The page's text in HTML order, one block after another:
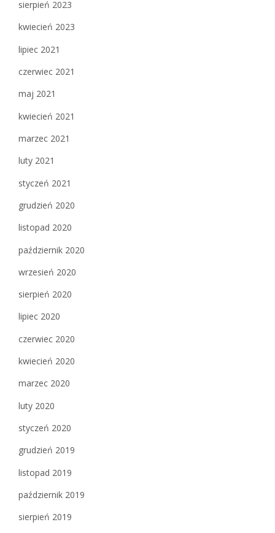
sierpień 2023
kwiecień 2023
lipiec 2021
czerwiec 2021
maj 2021
kwiecień 2021
marzec 2021
luty 2021
styczeń 2021
grudzień 2020
listopad 2020
październik 2020
wrzesień 2020
sierpień 2020
lipiec 2020
czerwiec 2020
kwiecień 2020
marzec 2020
luty 2020
styczeń 2020
grudzień 2019
listopad 2019
październik 2019
sierpień 2019